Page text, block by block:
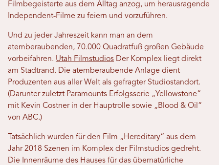
Filmbegeisterte aus dem Alltag anzog, um herausragende
Independent-Filme zu feiern und vorzuführen.
Und zu jeder Jahreszeit kann man an dem
atemberaubenden, 70.000 Quadratfuß großen Gebäude
vorbeifahren. Utah Filmstudios Der Komplex liegt direkt
am Stadtrand. Die atemberaubende Anlage dient
Produzenten aus aller Welt als gefragter Studiostandort.
(Darunter zuletzt Paramounts Erfolgsserie „Yellowstone“
mit Kevin Costner in der Hauptrolle sowie „Blood & Oil“
von ABC.)
Tatsächlich wurden für den Film „Hereditary“ aus dem
Jahr 2018 Szenen im Komplex der Filmstudios gedreht.
Die Innenräume des Hauses für das übernatürliche